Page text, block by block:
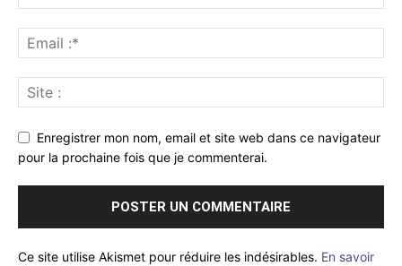
Enregistrer mon nom, email et site web dans ce navigateur
pour la prochaine fois que je commenterai.
Ce site utilise Akismet pour réduire les indésirables. En savoir